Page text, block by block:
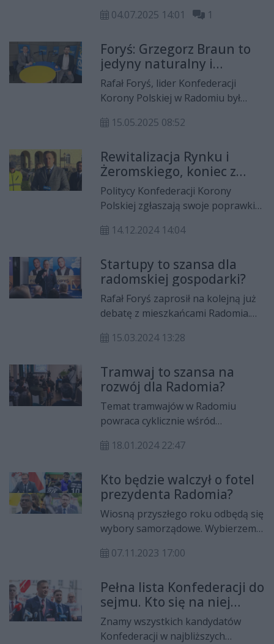
poruszyli temat nielegalnej
takimi hasłami, jak: "Stop islamizacji
Europy", "Stop nielegalnej
imigracji", czy "Polska wolna od
multi-kulti".
04.07.2025 14:01 1
Foryś: Grzegorz Braun to
jedyny naturalny i
wiarygodny kandydat
Rafał Foryś, lider Konfederacji
Korony Polskiej w Radomiu był
Rekord i Telewizji Dami. Łukasz
gościem m.in. o kampanii
prezydenckiej, szansach Grzegorza
Brauna na zwycięstwo w wyborach
czy ewentualnym referendum w
sprawie odwołania prezydenta
Radosława Witkowskiego.
15.05.2025 08:52
Rewitalizacja Rynku i
Żeromskiego, koniec z
mieszkaniami
komunalnymi.
Konfederacja składa
poprawki do budżetu
Politycy Konfederacji Korony
Polskiej zgłaszają swoje poprawki
radnych o rozsądne podjęcie decyzji
zatwierdzeniem jego projektu na
poniedziałkowej sesji.
14.12.2024 14:04
Startupy to szansa dla
radomskiej gospodarki?
Rafał Foryś zaprosił na kolejną już
debatę z mieszkańcami Radomia.
Krzemowa", a tematem
trakcie spotkania poznaliśmy także
listę kandydatów do Rady Miejskiej
z ramienia KWW Konfederacja
Przyjaciół.
15.03.2024 13:28
Tramwaj to szansa na
rozwój dla Radomia?
Temat tramwajów w Radomiu
powraca cyklicznie wśród
czwartkowej (18.01) debaty swoją
zaprezentował Rafał Foryś. - Taki
rodzaj pojazdu szynowego
odczarowałby wizerunek naszego
miasta jako brzydkiego kaczątka –
usłyszeliśmy od lidera Konfederacji
Korony Polskiej w Radomiu.
18.01.2024 22:47
Kto będzie walczył o fotel
prezydenta Radomia?
Wiosną przyszłego roku odbędą się
wybory samorządowe. Wybierzemy
włodarzy gmin czy miast. W
kandydatów ruszyła na całego. Kto
według naszych informacji będzie
walczył o prezydencki fotel?
07.11.2023 17:00
Pełna lista Konfederacji do
sejmu. Kto się na niej
znalazł?
Znamy wszystkich kandydatów
Konfederacji w najbliższych